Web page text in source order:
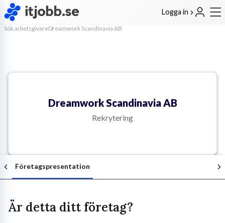
Logga in
Sök arbetsgivareDreamwork Scandinavia AB
Dreamwork Scandinavia AB
Rekrytering
Företagspresentation
Är detta ditt företag?